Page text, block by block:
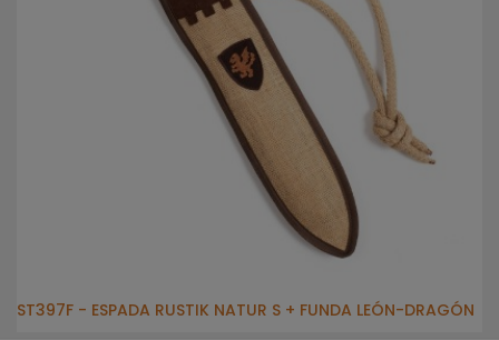
ST397F - ESPADA RUSTIK NATUR S + FUNDA LEÓN-DRAGÓN